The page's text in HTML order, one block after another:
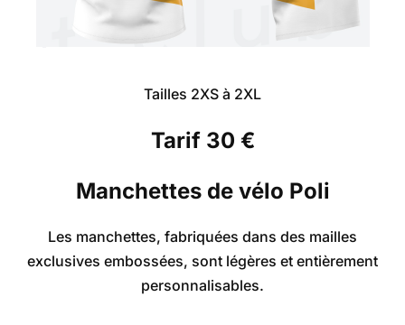
Tailles 2XS à 2XL
Tarif 30 €
Manchettes de vélo Poli
Les manchettes, fabriquées dans des mailles
exclusives embossées, sont légères et entièrement
personnalisables.